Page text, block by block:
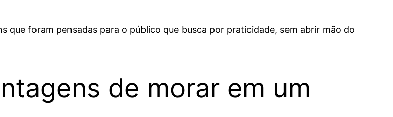
que foram pensadas para o público que busca por praticidade, sem abrir mão do
de morar em um